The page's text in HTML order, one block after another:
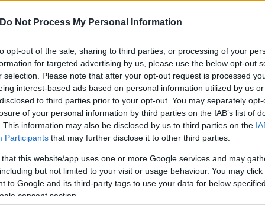
Do Not Process My Personal Information
opt-out of the sale, sharing to third parties, or processing of your
for targeted advertising by us, please use the below opt-out
selection. Please note that after your opt-out request is processed
interest-based ads based on personal information utilized by us
to third parties prior to your opt-out. You may separately
of your personal information by third parties on the IAB’s list of
This information may also be disclosed by us to third parties on the
Participants that may further disclose it to other third parties.
that this website/app uses one or more Google services and may
but not limited to your visit or usage behaviour. You may
to Google and its third-party tags to use your data for below
consent section.
εξελίξεις στην κρίση στη Μέση Ανατολή και
συμβάλει σε όλες τις αναγκαίες ειρηνευτικές
εμπιστοσύνης όλων των εμπλεκόμενων μερών.